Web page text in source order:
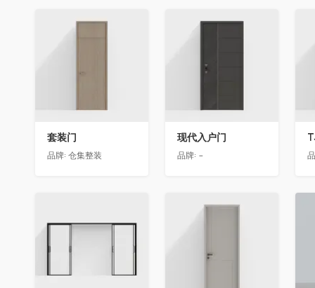
收藏
套装门
品牌: 仓集整装
收藏
现代入户门
品牌: -
收藏